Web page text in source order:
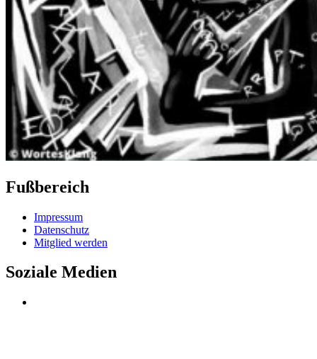
Fußbereich
Impressum
Datenschutz
Mitglied werden
Soziale Medien